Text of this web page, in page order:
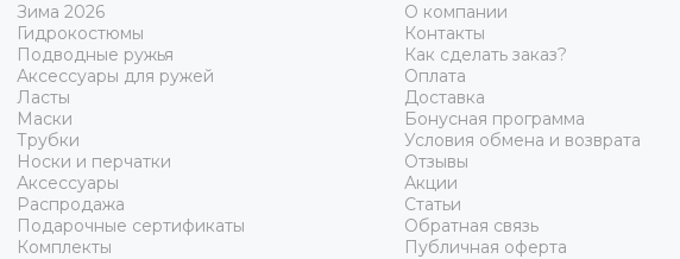
Зима 2026
Гидрокостюмы
Подводные ружья
Аксессуары для ружей
Ласты
Маски
Трубки
Носки и перчатки
Аксессуары
Распродажа
Подарочные сертификаты
Комплекты
О компании
Контакты
Как сделать заказ?
Оплата
Доставка
Бонусная программа
Условия обмена и возврата
Отзывы
Акции
Статьи
Обратная связь
Публичная оферта